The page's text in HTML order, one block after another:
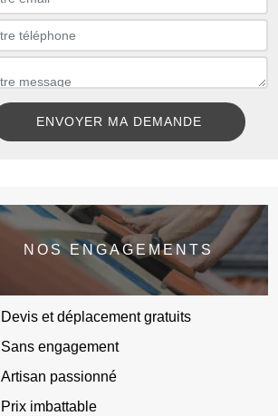
NOS ENGAGEMENTS
Devis et déplacement gratuits
Sans engagement
Artisan passionné
Prix imbattable